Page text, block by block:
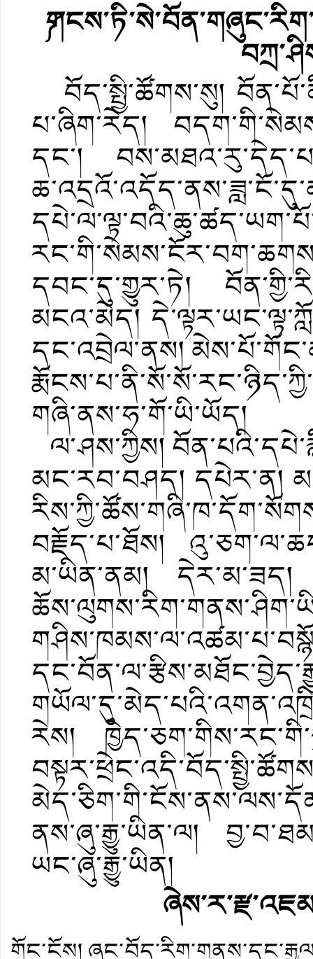
བོད་སྤྱི་ཚོགས་སུ།
པ་ཞིག་རེད།
དང་།
དབང་དུ་གྱུར་ཏེ།
མངའ་མེད།
དང་འབྲེལ་ནས།
གཞི་ནས་ཧ་གོ་ཡི་ཡོད།
ལ་ཤས་ཀྱིས།
མང་རབ་བཤད། དཔེར་ན།
བརྗོད་པ་ཐོས།
མ་ཡིན་ནམ། དེར་མ་ཟད།
རེས།
ནས་ཞུ་རྒྱུ་ཡིན་ལ།
ཡང་ཞུ་རྒྱུ་ཡིན།
གོང་ངོས།